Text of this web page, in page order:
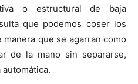
o estructural de baja
que podemos coser los
que se agarran como
de la mano sin separarse,